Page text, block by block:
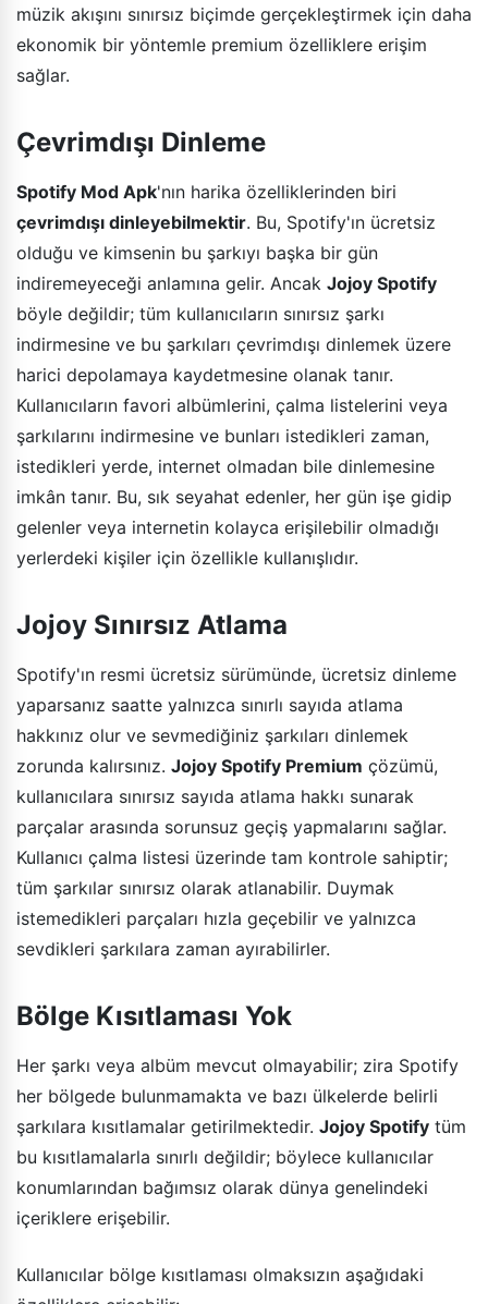
müzik akışını sınırsız biçimde gerçekleştirmek için daha
ekonomik bir yöntemle premium özelliklere erişim
sağlar.
Çevrimdışı Dinleme
Spotify Mod Apk'nın harika özelliklerinden biri
çevrimdışı dinleyebilmektir. Bu, Spotify'ın ücretsiz
olduğu ve kimsenin bu şarkıyı başka bir gün
indiremeyeceği anlamına gelir. Ancak Jojoy Spotify
böyle değildir; tüm kullanıcıların sınırsız şarkı
indirmesine ve bu şarkıları çevrimdışı dinlemek üzere
harici depolamaya kaydetmesine olanak tanır.
Kullanıcıların favori albümlerini, çalma listelerini veya
şarkılarını indirmesine ve bunları istedikleri zaman,
istedikleri yerde, internet olmadan bile dinlemesine
imkân tanır. Bu, sık seyahat edenler, her gün işe gidip
gelenler veya internetin kolayca erişilebilir olmadığı
yerlerdeki kişiler için özellikle kullanışlıdır.
Jojoy Sınırsız Atlama
Spotify'ın resmi ücretsiz sürümünde, ücretsiz dinleme
yaparsanız saatte yalnızca sınırlı sayıda atlama
hakkınız olur ve sevmediğiniz şarkıları dinlemek
zorunda kalırsınız. Jojoy Spotify Premium çözümü,
kullanıcılara sınırsız sayıda atlama hakkı sunarak
parçalar arasında sorunsuz geçiş yapmalarını sağlar.
Kullanıcı çalma listesi üzerinde tam kontrole sahiptir;
tüm şarkılar sınırsız olarak atlanabilir. Duymak
istemedikleri parçaları hızla geçebilir ve yalnızca
sevdikleri şarkılara zaman ayırabilirler.
Bölge Kısıtlaması Yok
Her şarkı veya albüm mevcut olmayabilir; zira Spotify
her bölgede bulunmamakta ve bazı ülkelerde belirli
şarkılara kısıtlamalar getirilmektedir. Jojoy Spotify tüm
bu kısıtlamalarla sınırlı değildir; böylece kullanıcılar
konumlarından bağımsız olarak dünya genelindeki
içeriklere erişebilir.
Kullanıcılar bölge kısıtlaması olmaksızın aşağıdaki